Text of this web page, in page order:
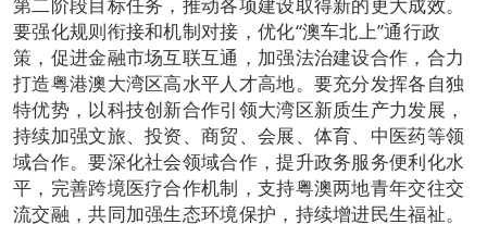
第二阶段目标任务，推动各项建设取得新的更大成效。
要强化规则衔接和机制对接，优化“澳车北上”通行政
策，促进金融市场互联互通，加强法治建设合作，合力
打造粤港澳大湾区高水平人才高地。要充分发挥各自独
特优势，以科技创新合作引领大湾区新质生产力发展，
持续加强文旅、投资、商贸、会展、体育、中医药等领
域合作。要深化社会领域合作，提升政务服务便利化水
平，完善跨境医疗合作机制，支持粤澳两地青年交往交
流交融，共同加强生态环境保护，持续增进民生福祉。